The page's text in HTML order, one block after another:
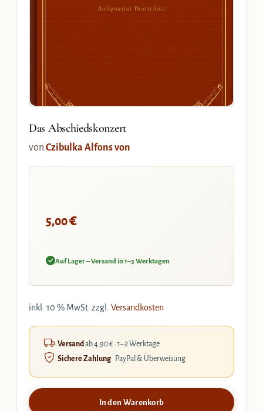
Antiquariat Wortschatz
Das Abschiedskonzert
von Czibulka Alfons von
5,00€
Auf Lager – Versand in 1–3 Werktagen
inkl. 10 % MwSt. zzgl. Versandkosten
Versandab 4,90 € · 1–2 Werktage
Sichere Zahlung· PayPal & Überweisung
In den Warenkorb